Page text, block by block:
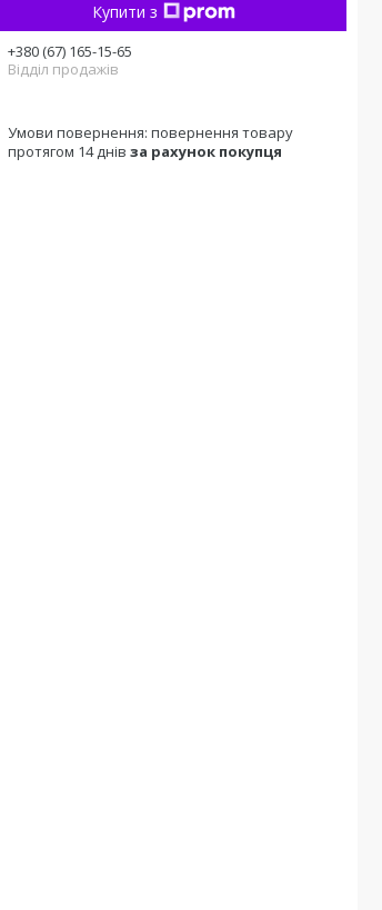
Купити з
+380 (67) 165-15-65
Відділ продажів
повернення товару
протягом 14 днів за рахунок покупця